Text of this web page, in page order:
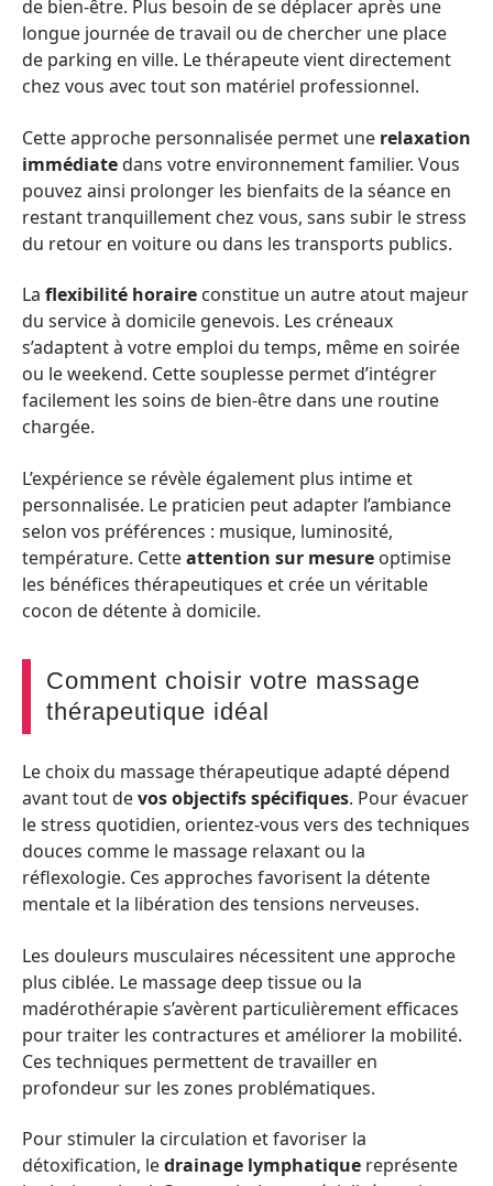
de bien-être. Plus besoin de se déplacer après une
longue journée de travail ou de chercher une place
de parking en ville. Le thérapeute vient directement
chez vous avec tout son matériel professionnel.
Cette approche personnalisée permet une relaxation
immédiatedans votre environnement familier. Vous
pouvez ainsi prolonger les bienfaits de la séance en
restant tranquillement chez vous, sans subir le stress
du retour en voiture ou dans les transports publics.
La flexibilité horaire constitue un autre atout majeur
du service à domicile genevois. Les créneaux
s’adaptent à votre emploi du temps, même en soirée
ou le weekend. Cette souplesse permet d’intégrer
facilement les soins de bien-être dans une routine
chargée.
L’expérience se révèle également plus intime et
personnalisée. Le praticien peut adapter l’ambiance
selon vos préférences : musique, luminosité,
température. Cetteattention sur mesure optimise
les bénéfices thérapeutiques et crée un véritable
cocon de détente à domicile.
Comment choisir votre massage
thérapeutique idéal
Le choix du massage thérapeutique adapté dépend
avant tout devos objectifs spécifiques. Pour évacuer
le stress quotidien, orientez-vous vers des techniques
douces comme le massage relaxant ou la
réflexologie. Ces approches favorisent la détente
mentale et la libération des tensions nerveuses.
Les douleurs musculaires nécessitent une approche
plus ciblée. Le massage deep tissue ou la
madérothérapie s’avèrent particulièrement efficaces
pour traiter les contractures et améliorer la mobilité.
Ces techniques permettent de travailler en
profondeur sur les zones problématiques.
Pour stimuler la circulation et favoriser la
détoxification, ledrainage lymphatique représente